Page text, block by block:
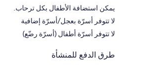
يمكن استضافة الأطفال بكل ترحاب.
لا تتوفر أسرّة بعجل/أسرّة إضافية
لا تتوفر أسرّة أطفال (أسرّة رضّع)
طرق الدفع للمنشأة